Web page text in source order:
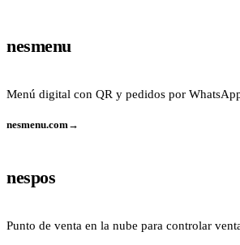
nesmenu
Menú digital con QR y pedidos por
nesmenu.com →
nespos
Punto de venta en la nube para controlar